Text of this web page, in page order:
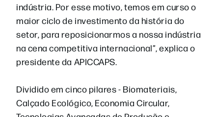
indústria. Por esse motivo, temos em curso o
maior ciclo de investimento da história do
setor, para reposicionarmos a nossa indústria
na cena competitiva internacional”, explica o
presidente da APICCAPS.
Dividido em cinco pilares - Biomateriais,
Calçado Ecológico, Economia Circular,